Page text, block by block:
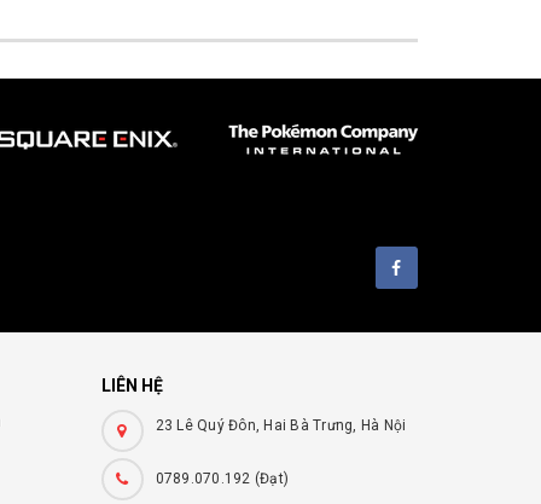
LIÊN HỆ
23 Lê Quý Đôn, Hai Bà Trưng, Hà Nội
0789.070.192 (Đạt)